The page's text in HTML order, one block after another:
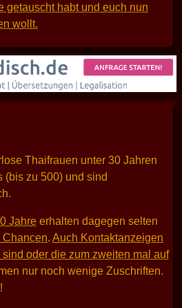
getauscht habt und euch nun
wollt.
Thaifrauen unter 30 Jahren
(bis zu 500) und sind
Jahre erhalten dagegen selten
Chancen. Auch Kontaktanzeigen
oder die zum zweiten mal auf
nur noch wenige Zuschriften.